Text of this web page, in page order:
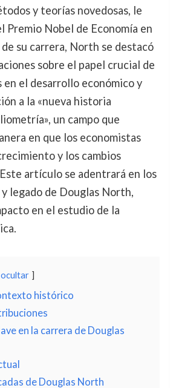
y teorías novedosas, le
Premio Nobel de Economía en
su carrera, North se destacó
sobre el papel crucial de
el desarrollo económico y
a la «nueva historia
un campo que
en que los economistas
y los cambios
artículo se adentrará en los
legado de Douglas North,
en el estudio de la
ocultar
histórico
en la carrera de Douglas
de Douglas North